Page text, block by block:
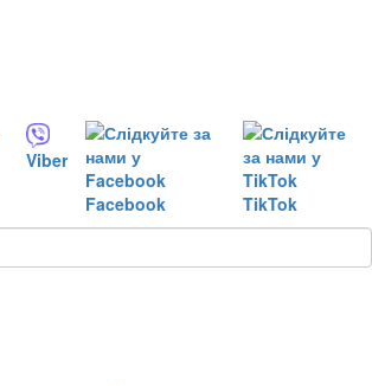
Viber
Facebook
TikTok